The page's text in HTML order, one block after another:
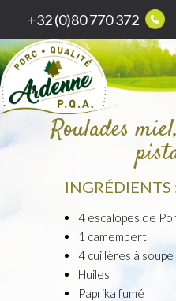
+32 (0)80 770 372
Roulades
INGRÉDIENTS
4 escalopes de
1 camembert
4 cuillères à soupe
Huiles
Paprika fumé